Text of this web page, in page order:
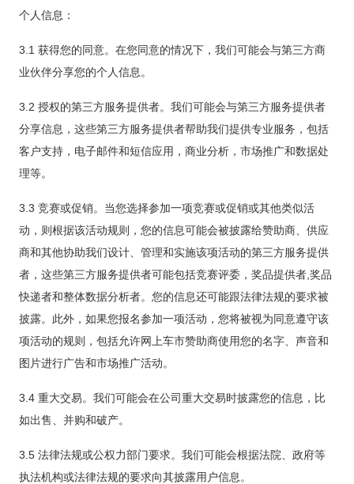
个人信息：
3.1 获得您的同意。在您同意的情况下，我们可能会与第三方商
业伙伴分享您的个人信息。
3.2 授权的第三方服务提供者。我们可能会与第三方服务提供者
分享信息，这些第三方服务提供者帮助我们提供专业服务，包括
客户支持，电子邮件和短信应用，商业分析，市场推广和数据处
理等。
3.3 竞赛或促销。当您选择参加一项竞赛或促销或其他类似活
动，则根据该活动规则，您的信息可能会被披露给赞助商、供应
商和其他协助我们设计、管理和实施该项活动的第三方服务提供
者，这些第三方服务提供者可能包括竞赛评委，奖品提供者,奖品
快递者和整体数据分析者。您的信息还可能跟法律法规的要求被
披露。此外，如果您报名参加一项活动，您将被视为同意遵守该
项活动的规则，包括允许网上车市赞助商使用您的名字、声音和
图片进行广告和市场推广活动。
3.4 重大交易。我们可能会在公司重大交易时披露您的信息，比
如出售、并购和破产。
3.5 法律法规或公权力部门要求。我们可能会根据法院、政府等
执法机构或法律法规的要求向其披露用户信息。